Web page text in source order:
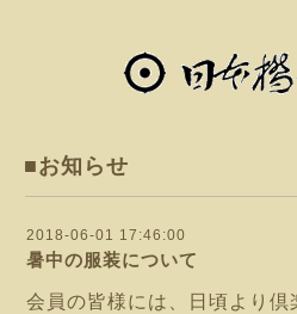
■お知らせ
2018-06-01 17:46:00
暑中の服装について
会員の皆様には、日頃より倶